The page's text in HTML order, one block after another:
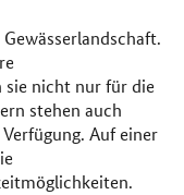
sie nicht nur für die
stehen auch
Auf einer